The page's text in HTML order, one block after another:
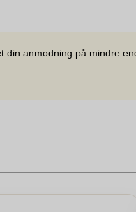
vin eller spiritus for at
vores
for eksempel være
eller vingave.Julegaver
den rigtige gave til
så der er julestemning
af elegance og
din anmodning på mindre